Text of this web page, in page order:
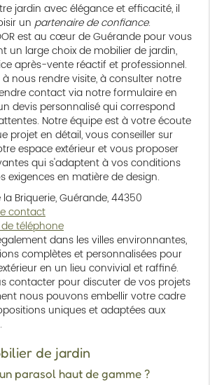
jardin avec élégance et efficacité, il
un partenaire de confiance.
est au cœur de Guérande pour vous
un large choix de mobilier de jardin,
après-vente réactif et professionnel.
nous rendre visite, à consulter notre
contact via notre formulaire en
devis personnalisé qui correspond
Notre équipe est à votre écoute
projet en détail, vous conseiller sur
espace extérieur et vous proposer
qui s'adaptent à vos conditions
exigences en matière de design.
la Briquerie, Guérande, 44350
contact
téléphone
dans les villes environnantes,
complètes et personnalisées pour
en un lieu convivial et raffiné.
contacter pour discuter de vos projets
nous pouvons embellir votre cadre
uniques et adaptées aux
de jardin
parasol haut de gamme ?